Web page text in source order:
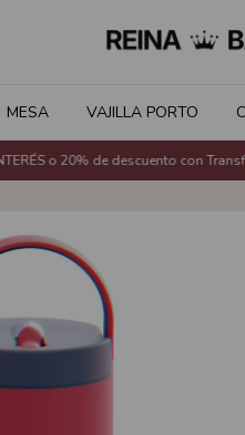
MESA VAJILLA PORTO
o 20% de descuento con